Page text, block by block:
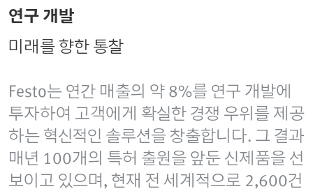
연구 개발
미래를 향한 통찰
Festo는 연간 매출의 약 8%를 연구 개발에
투자하여 고객에게 확실한 경쟁 우위를 제공
하는 혁신적인 솔루션을 창출합니다. 그 결과
매년 100개의 특허 출원을 앞둔 신제품을 선
보이고 있으며, 현재 전 세계적으로 2,600건